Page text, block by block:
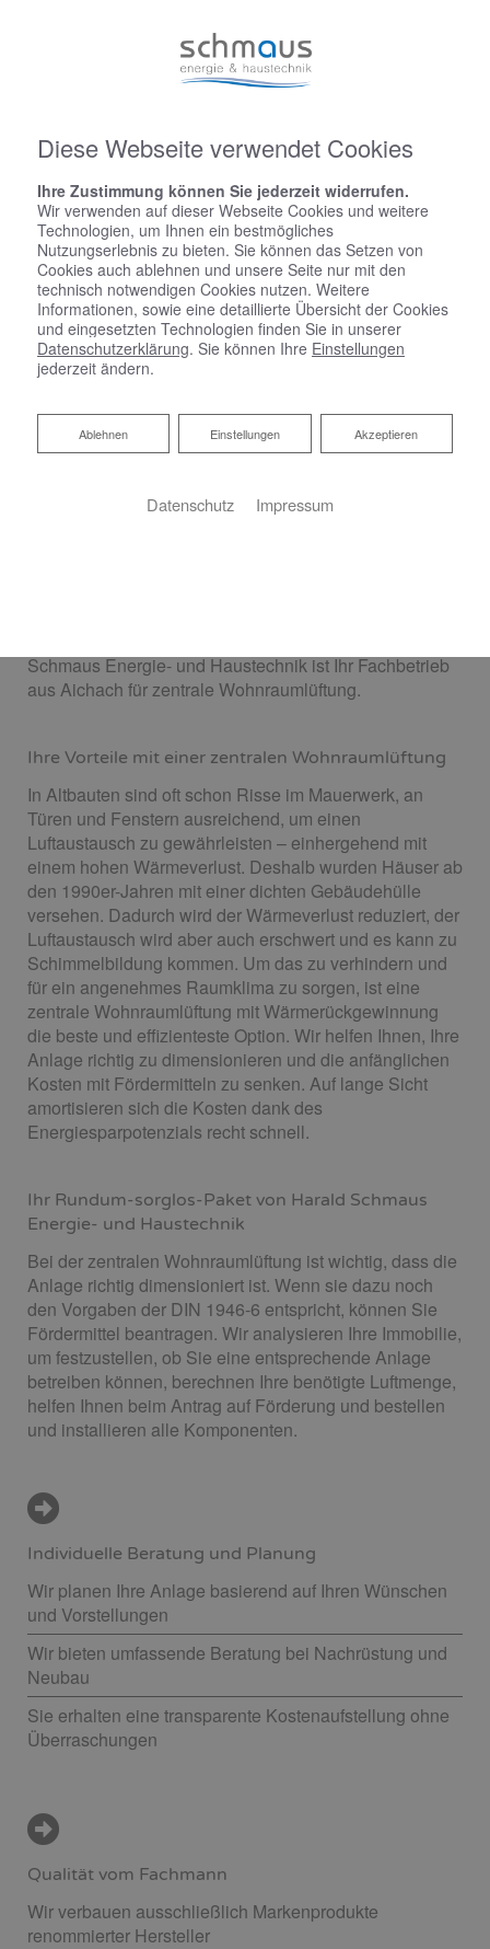
Ihr Wohlfühlklima - jederzeit
Schmaus Energie- und Haustechnik ist Ihr Fachbetrieb
aus Aichach für zentrale Wohnraumlüftung.
Ihre Vorteile mit einer zentralen Wohnraumlüftung
In Altbauten sind oft schon Risse im Mauerwerk, an
Türen und Fenstern ausreichend, um einen
Luftaustausch zu gewährleisten – einhergehend mit
einem hohen Wärmeverlust. Deshalb wurden Häuser ab
den 1990er-Jahren mit einer dichten Gebäudehülle
versehen. Dadurch wird der Wärmeverlust reduziert, der
Luftaustausch wird aber auch erschwert und es kann zu
Schimmelbildung kommen. Um das zu verhindern und
für ein angenehmes Raumklima zu sorgen, ist eine
zentrale Wohnraumlüftung mit Wärmerückgewinnung
die beste und effizienteste Option. Wir helfen Ihnen, Ihre
Anlage richtig zu dimensionieren und die anfänglichen
Kosten mit Fördermitteln zu senken. Auf lange Sicht
amortisieren sich die Kosten dank des
Energiesparpotenzials recht schnell.
Ihr Rundum-sorglos-Paket von Harald Schmaus
Energie- und Haustechnik
Bei der zentralen Wohnraumlüftung ist wichtig, dass die
Anlage richtig dimensioniert ist. Wenn sie dazu noch
den Vorgaben der DIN 1946-6 entspricht, können Sie
Fördermittel beantragen. Wir analysieren Ihre Immobilie,
um festzustellen, ob Sie eine entsprechende Anlage
betreiben können, berechnen Ihre benötigte Luftmenge,
helfen Ihnen beim Antrag auf Förderung und bestellen
und installieren alle Komponenten.
Individuelle Beratung und Planung
Wir planen Ihre Anlage basierend auf Ihren Wünschen
und Vorstellungen
Wir bieten umfassende Beratung bei Nachrüstung und
Neubau
Sie erhalten eine transparente Kostenaufstellung ohne
Überraschungen
Qualität vom Fachmann
Wir verbauen ausschließlich Markenprodukte
renommierter Hersteller
Diese Webseite verwendet Cookies
Ihre Zustimmung können Sie jederzeit widerrufen.
Wir verwenden auf dieser Webseite Cookies und weitere
Technologien, um Ihnen ein bestmögliches
Nutzungserlebnis zu bieten. Sie können das Setzen von
Cookies auch ablehnen und unsere Seite nur mit den
technisch notwendigen Cookies nutzen. Weitere
Informationen, sowie eine detaillierte Übersicht der Cookies
und eingesetzten Technologien finden Sie in unserer
Datenschutzerklärung. Sie können Ihre Einstellungen
jederzeit ändern.
Akzeptieren
Einstellungen
Ablehnen
Ablehnen
Datenschutz Impressum